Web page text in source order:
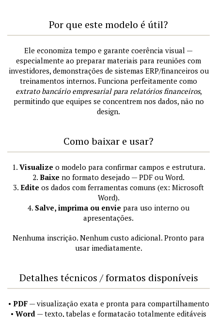
Por que este modelo é útil?
Ele economiza tempo e garante coerência visual —
especialmente ao preparar materiais para reuniões com
investidores, demonstrações de sistemas ERP/financeiros ou
treinamentos internos. Funciona perfeitamente como
extrato bancário empresarial para relatórios financeiros,
permitindo que equipes se concentrem nos dados, não no
design.
Como baixar e usar?
1. Visualize o modelo para confirmar campos e estrutura.
2. Baixe no formato desejado — PDF ou Word.
3. Edite os dados com ferramentas comuns (ex: Microsoft
Word).
4. Salve, imprima ou envie para uso interno ou
apresentações.
Nenhuma inscrição. Nenhum custo adicional. Pronto para
usar imediatamente.
Detalhes técnicos / formatos disponíveis
• PDF— visualização exata e pronta para compartilhamento
• Word — texto, tabelas e formatação totalmente editáveis